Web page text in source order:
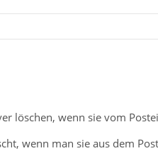
löschen, wenn sie vom
wenn man sie aus dem